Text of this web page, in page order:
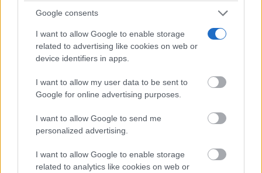
Google consents
I want to allow Google to enable storage
related to advertising like cookies on web or
device identifiers in apps.
I want to allow my user data to be sent to
Google for online advertising purposes.
I want to allow Google to send me
personalized advertising.
I want to allow Google to enable storage
related to analytics like cookies on web or
¿Y si estas apps desconocidas cambiaran tu rutina?